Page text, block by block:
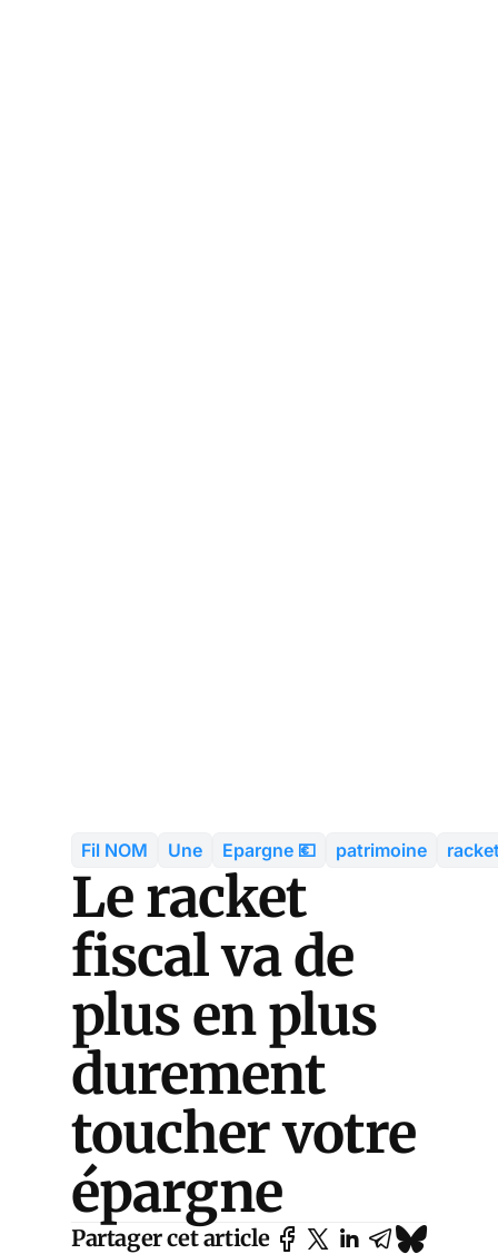
Fil NOM Une Epargne 💶 patrimoine
Le racket
fiscal va de
plus en plus
durement
toucher votre
épargne
Partager cet article